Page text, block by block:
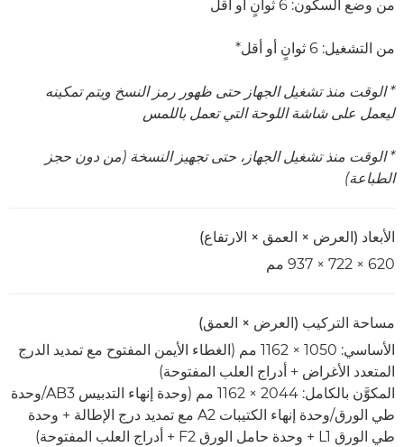
من وضع السكون: 6 ثوانٍ أو أقل
من التشغيل: 6 ثوانٍ أو أقل*
* الوقت منذ تشغيل الجهاز حتى ظهور رمز النسخ ويتم تمكينه
ليعمل على شاشة اللوحة التي تعمل باللمس
* الوقت منذ تشغيل الجهاز، حتى تجهيز النسخة (من دون حجز
الطباعة)
الأبعاد (العرض × العمق × الارتفاع)
620 × 722 × 937 مم
مساحة التركيب (العرض × العمق)
الأساسي: 1050 × 1162 مم (الغطاء الأيمن المفتوح مع تمديد الدرج
المتعدد الأغراض + أدراج العلب المفتوحة)
المكوَّن بالكامل: 2044 × 1162 مم (وحدة إنهاء التدبيس AB3/وحدة
طي الورق/وحدة إنهاء الكتيبات A2 مع تمديد درج الإطالة + وحدة
طي الورق L1 + وحدة حامل الورق F2 + أدراج العلب المفتوحة)